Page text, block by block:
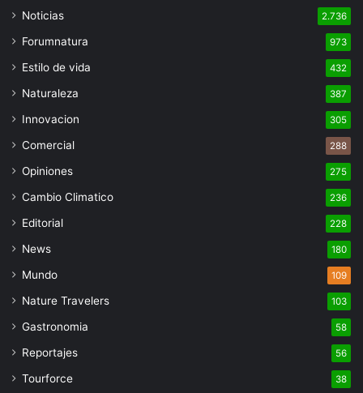
Noticias 2.736
Forumnatura 973
Estilo de vida 432
Naturaleza 387
Innovacion 305
Comercial 288
Opiniones 275
Cambio Climatico 236
Editorial 228
News 180
Mundo 109
Nature Travelers 103
Gastronomia 58
Reportajes 56
Tourforce 38